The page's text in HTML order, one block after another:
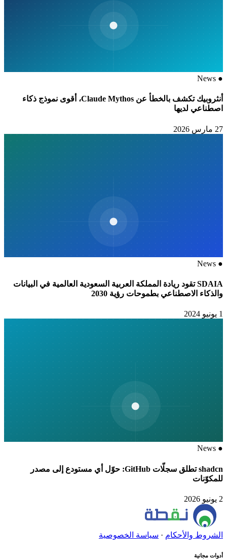
●
News
أنثروبيك تكشف بالخطأ عن Claude Mythos، أقوى نموذج ذكاء
اصطناعي لديها
27 مارس 2026
●
News
SDAIA تقود ريادة المملكة العربية السعودية العالمية في البيانات
والذكاء الاصطناعي بطموحات رؤية 2030
●
News
shadcn تطلق سجلّات GitHub: حوّل أي مستودع إلى مصدر
للمكوّنات
الشروط والأحكام· سياسة الخصوصية
أدوات مجانية